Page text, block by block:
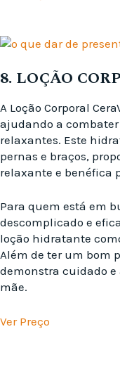
8. LOÇÃO
A Loção Corporal
ajudando a
relaxantes. Este
pernas e braços,
relaxante e benéfica
Para quem está em
descomplicado e
loção hidratante
Além de ter um bom
demonstra cuidado
mãe.
Ver Preço